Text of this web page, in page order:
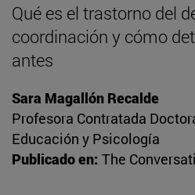
Qué es el trastorno del
coordinación y cómo
antes
Sara Magallón Recalde
Profesora Contratada
Educación y Psicología
Publicado en: The